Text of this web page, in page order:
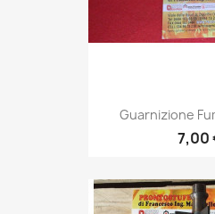
Guarnizione
7,00